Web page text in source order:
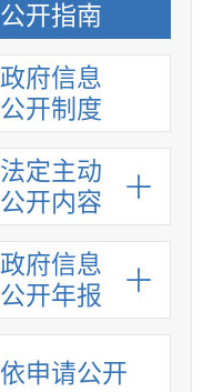
公开指南
政府信息
公开制度
法定主动
公开内容
政府信息
公开年报
依申请公开